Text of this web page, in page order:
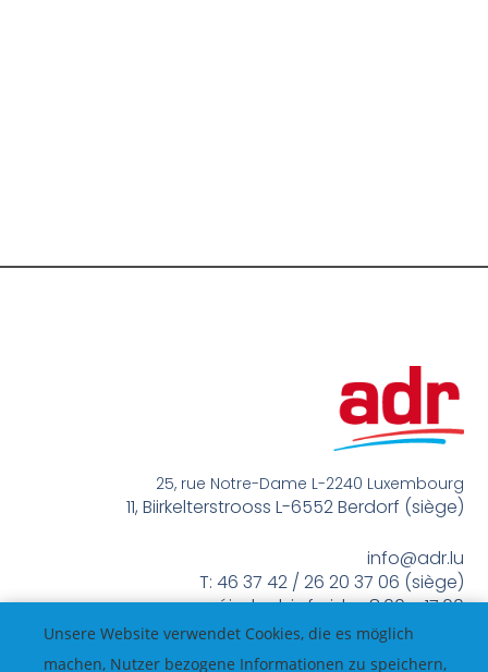
25, rue Notre-Dame L-2240 Luxembourg
11, Biirkelterstrooss L-6552 Berdorf (siège)
info@adr.lu
T: 46 37 42 / 26 20 37 06 (siège)
méindes bis freides 8:00 – 17:00
Unsere Website verwendet Cookies, die es möglich
machen, Nutzer bezogene Informationen zu speichern,